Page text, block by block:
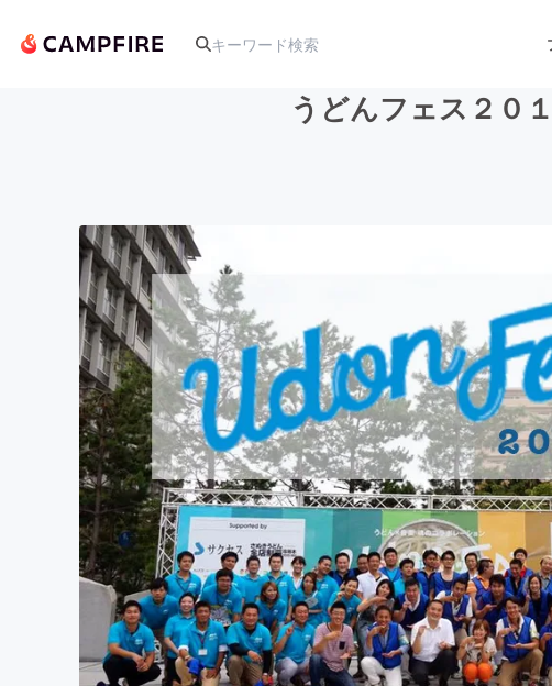
アート・写真
テクノロジー・ガジェット ゲー
映像・映画 書籍
ビジネス・起業 チャ
まちづくり・地域活性化
うどんフェス２０